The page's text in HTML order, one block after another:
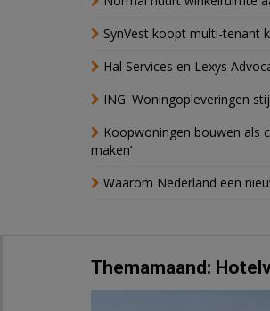
SynVest koopt multi-tenant
Hal Services en Lexys
ING: Woningopleveringen
Koopwoningen bouwen als
maken’
Waarom Nederland een
Themamaand: